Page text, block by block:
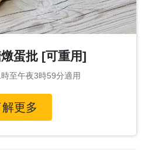
蛋批 [可重用]
至午夜3時59分適用
解更多